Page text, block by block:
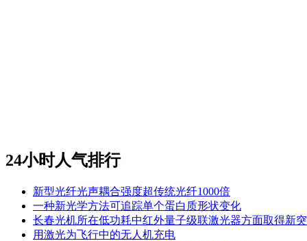
24小时人气排行
新型光纤光声耦合强度超传统光纤1000倍
一种新光学方法可追踪单个蛋白质形状变化
长春光机所在低功耗中红外量子级联激光器方面取得新
用激光为飞行中的无人机充电